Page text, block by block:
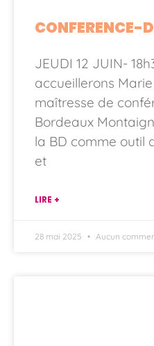
CONFERENCE-
JEUDI 12 JUIN-
accueillerons
maîtresse de
Bordeaux
la BD comme outil
et
LIRE +
28 mai 2025 Aucun